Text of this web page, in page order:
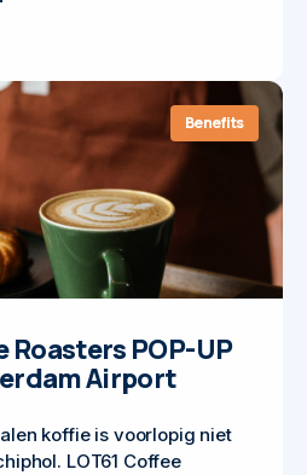
Roasters POP-UP
Airport
koffie is voorlopig niet
LOT61 Coffee
Benefits